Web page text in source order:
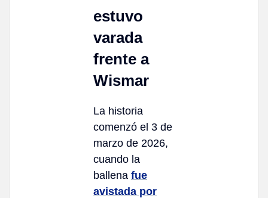
estuvo
varada
frente a
Wismar
La historia
comenzó el 3 de
marzo de 2026,
cuando la
ballena fue
avistada por